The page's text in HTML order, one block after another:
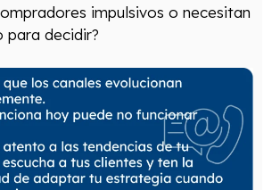
impulsivos o necesitan
para decidir?